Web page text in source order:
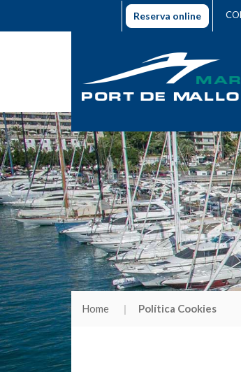
Reserva online
Home Política Cookies